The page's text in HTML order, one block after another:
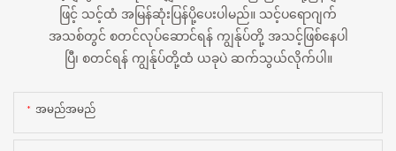
ဖြင့် သင့်ထံ အမြန်ဆုံးပြန်ပို့ပေးပါမည်။ သင့်ပရောဂျက်
အသစ်တွင် စတင်လုပ်ဆောင်ရန် ကျွန်ုပ်တို့ အသင့်ဖြစ်နေပါ
ပြီ၊ စတင်ရန် ကျွန်ုပ်တို့ထံ ယခုပဲ ဆက်သွယ်လိုက်ပါ။
အမည်အမည်